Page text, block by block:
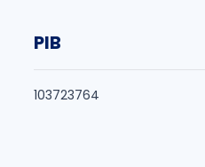
PIB
103723764